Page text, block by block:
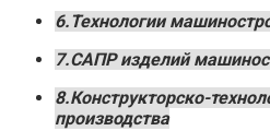
6.Технологии
7.САПР изделий
8.Конструкторско-
производства